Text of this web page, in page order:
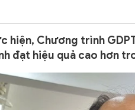
hiện, Chương trình
đạt hiệu quả cao hơn